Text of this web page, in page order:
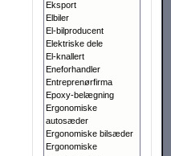
Eksport
Elbiler
El-bilproducent
Elektriske dele
El-knallert
Eneforhandler
Entreprenørfirma
Epoxy-belægning
Ergonomiske
autosæder
Ergonomiske bilsæder
Ergonomiske